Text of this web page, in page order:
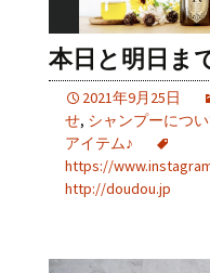
本日と明日ま
2021年9月25日
せ, シャンプーにつ
アイテム♪
https://
http://doudou.jp